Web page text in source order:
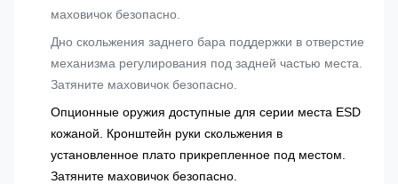
маховичок безопасно.
Дно скольжения заднего бара поддержки в отверстие
механизма регулирования под задней частью места.
Затяните маховичок безопасно.
Опционные оружия доступные для серии места ESD
кожаной. Кронштейн руки скольжения в
установленное плато прикрепленное под местом.
Затяните маховичок безопасно.